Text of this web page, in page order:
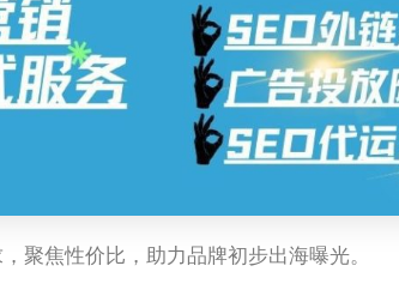
聚焦性价比，助力品牌初步出海曝光。